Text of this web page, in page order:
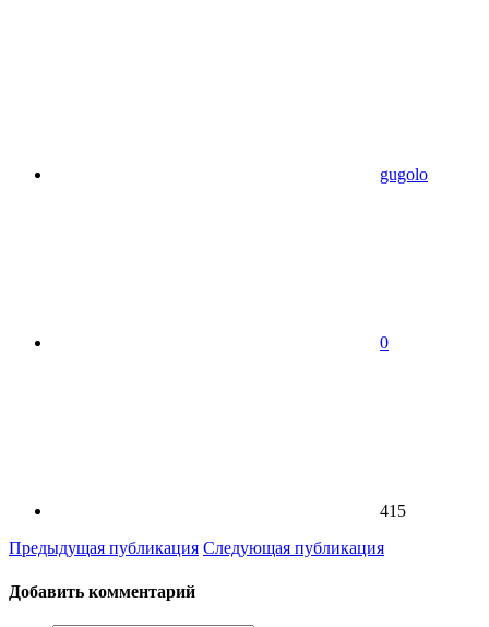
gugolo
0
415
Предыдущая публикация Следующая публикация
Добавить комментарий